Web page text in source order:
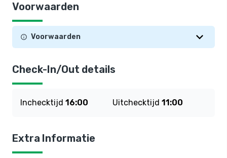
Voorwaarden
Voorwaarden
Check-In/Out details
Inchecktijd 16:00 Uitchecktijd 11:00
Extra Informatie